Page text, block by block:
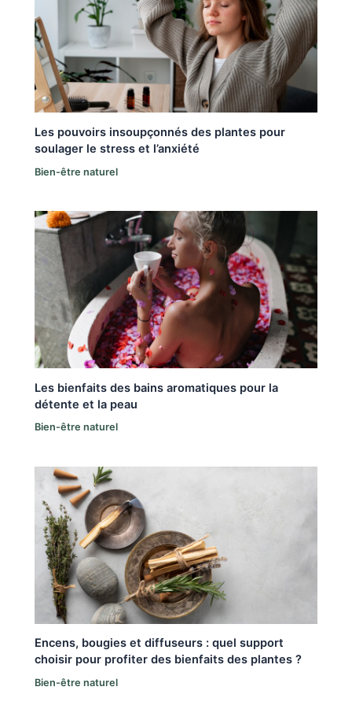
Les pouvoirs insoupçonnés des plantes pour
soulager le stress et l’anxiété
Bien-être naturel
Les bienfaits des bains aromatiques pour la
détente et la peau
Bien-être naturel
Encens, bougies et diffuseurs : quel support
choisir pour profiter des bienfaits des plantes ?
Bien-être naturel